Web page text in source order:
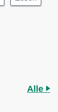
Alle